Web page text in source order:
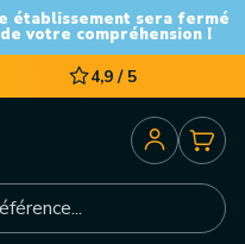
établissement sera fermé
votre compréhension !
4,9 / 5